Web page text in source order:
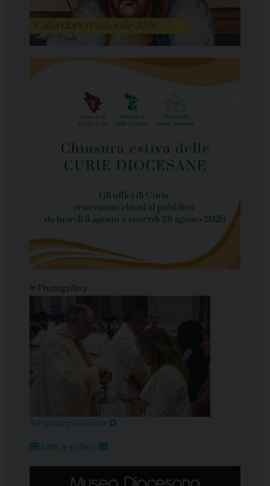
Photogallery
Pellegrinaggio Giubilare
tutte le gallery